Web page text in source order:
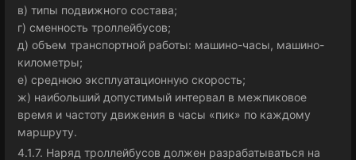
в) типы подвижного состава;
г) сменность троллейбусов;
д) объем транспортной работы: машино-часы, машино-
километры;
е) среднюю эксплуатационную скорость;
ж) наибольший допустимый интервал в межпиковое
время и частоту движения в часы «пик» по каждому
маршруту.
4.1.7. Наряд троллейбусов должен разрабатываться на